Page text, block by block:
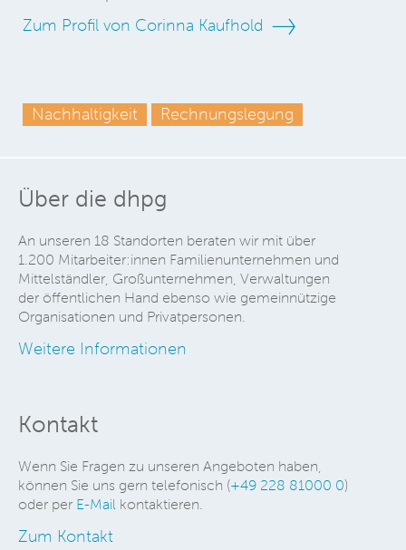
Zum Profil von Corinna Kaufhold
Nachhaltigkeit Rechnungslegung
Über die dhpg
An unseren 18 Standorten beraten wir mit über
1.200 Mitarbeiter:innen Familienunternehmen und
Mittelständler, Großunternehmen, Verwaltungen
der öffentlichen Hand ebenso wie gemeinnützige
Organisationen und Privatpersonen.
Weitere Informationen
Kontakt
Wenn Sie Fragen zu unseren Angeboten haben,
können Sie uns gern telefonisch (+49 228 81000 0)
oder per E-Mail kontaktieren.
Zum Kontakt